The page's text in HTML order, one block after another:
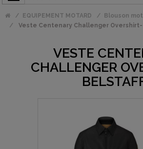
EQUIPEMENT MOTARD
Blouson
Veste Centenary Challenger
VESTE
CHALLENGER